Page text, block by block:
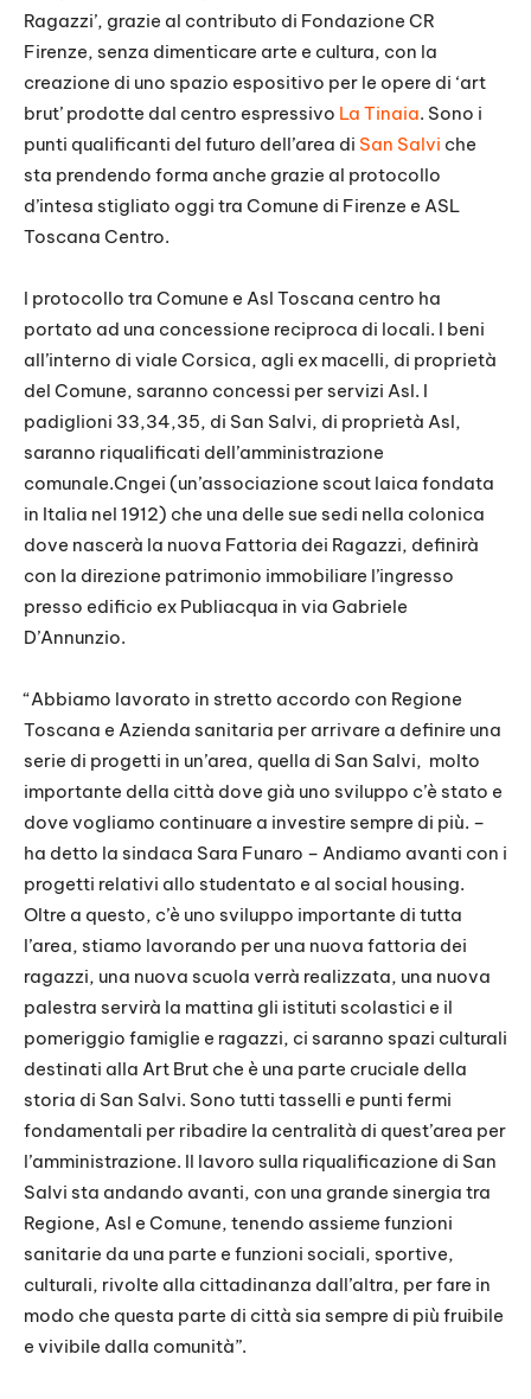
Ragazzi’, grazie al contributo di Fondazione CR
Firenze, senza dimenticare arte e cultura, con la
creazione di uno spazio espositivo per le opere di ‘art
brut’ prodotte dal centro espressivo La Tinaia. Sono i
punti qualificanti del futuro dell’area di San Salvi che
sta prendendo forma anche grazie al protocollo
d’intesa stigliato oggi tra Comune di Firenze e ASL
Toscana Centro.
l protocollo tra Comune e Asl Toscana centro ha
portato ad una concessione reciproca di locali. I beni
all’interno di viale Corsica, agli ex macelli, di proprietà
del Comune, saranno concessi per servizi Asl. I
padiglioni 33,34,35, di San Salvi, di proprietà Asl,
saranno riqualificati dell’amministrazione
comunale.Cngei (un’associazione scout laica fondata
in Italia nel 1912) che una delle sue sedi nella colonica
dove nascerà la nuova Fattoria dei Ragazzi, definirà
con la direzione patrimonio immobiliare l’ingresso
presso edificio ex Publiacqua in via Gabriele
D’Annunzio.
“Abbiamo lavorato in stretto accordo con Regione
Toscana e Azienda sanitaria per arrivare a definire una
serie di progetti in un’area, quella di San Salvi, molto
importante della città dove già uno sviluppo c’è stato e
dove vogliamo continuare a investire sempre di più. –
ha detto la sindaca Sara Funaro – Andiamo avanti con i
progetti relativi allo studentato e al social housing.
Oltre a questo, c’è uno sviluppo importante di tutta
l’area, stiamo lavorando per una nuova fattoria dei
ragazzi, una nuova scuola verrà realizzata, una nuova
palestra servirà la mattina gli istituti scolastici e il
pomeriggio famiglie e ragazzi, ci saranno spazi culturali
destinati alla Art Brut che è una parte cruciale della
storia di San Salvi. Sono tutti tasselli e punti fermi
fondamentali per ribadire la centralità di quest’area per
l’amministrazione. Il lavoro sulla riqualificazione di San
Salvi sta andando avanti, con una grande sinergia tra
Regione, Asl e Comune, tenendo assieme funzioni
sanitarie da una parte e funzioni sociali, sportive,
culturali, rivolte alla cittadinanza dall’altra, per fare in
modo che questa parte di città sia sempre di più fruibile
e vivibile dalla comunità”.